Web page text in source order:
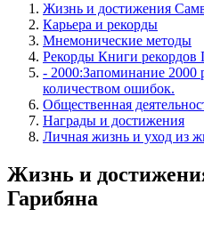
Жизнь и достижения
Карьера и рекорды
Мнемонические методы
Рекорды Книги рекордов
- 2000:Запоминание 2000
количеством ошибок.
Общественная
Награды и достижения
Личная жизнь и уход из
Жизнь и
Гарибяна